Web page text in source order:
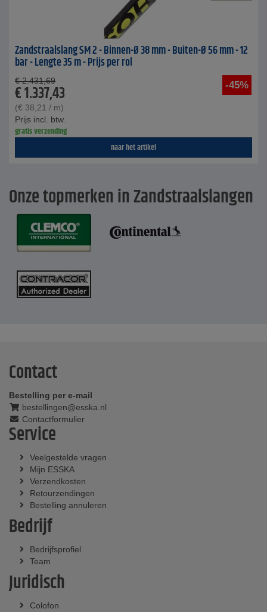
Zandstraalslang SM 2 - Binnen-Ø 38 mm - Buiten-Ø 56 mm - 12
bar - Lengte 35 m - Prijs per rol
-45%
€ 2.431,69
€1.337,43
(€ 38,21 / m)
Prijs incl. btw.
gratis verzending
naar het artikel
Onze topmerken in Zandstraalslangen
Contact
Bestelling per e-mail
bestellingen@esska.nl
Contactformulier
Service
Veelgestelde vragen
Mijn ESSKA
Verzendkosten
Retourzendingen
Bestelling annuleren
Bedrijf
Bedrijfsprofiel
Team
Juridisch
Colofon